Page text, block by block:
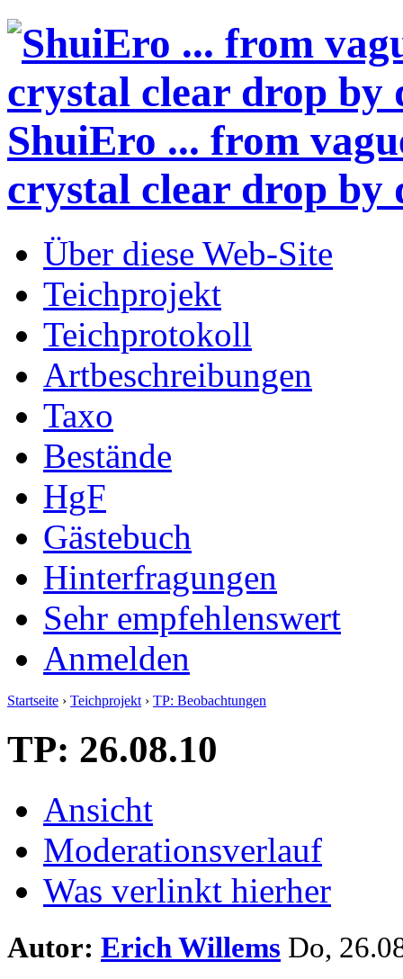
ShuiEro ... from
crystal clear drop by
Über diese Web-Site
Teichprojekt
Teichprotokoll
Artbeschreibungen
Taxo
Bestände
HgF
Gästebuch
Hinterfragungen
Sehr empfehlenswert
Anmelden
Startseite › Teichprojekt › TP: Beobachtungen
TP: 26.08.10
Ansicht
Moderationsverlauf
Was verlinkt hierher
Autor: Erich Willems Do,